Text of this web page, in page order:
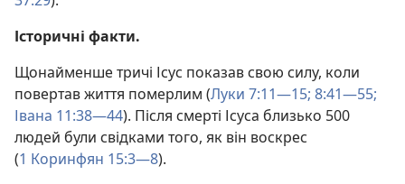
Історичні факти.
Щонайменше тричі Ісус показав свою силу, коли
повертав життя померлим (Луки 7:11—15; 8:41—55;
Івана 11:38—44). Після смерті Ісуса близько 500
людей були свідками того, як він воскрес
(1 Коринфян 15:3—8).